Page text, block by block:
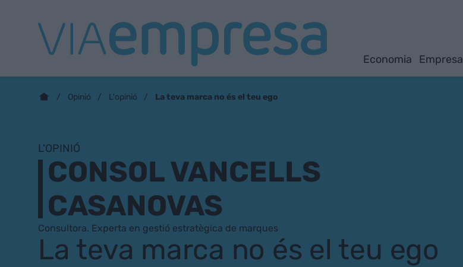
Economia Empresa
Opinió L'opinió La teva marca no és el teu ego
L'OPINIÓ
CONSOL VANCELLS
CASANOVAS
Consultora. Experta en gestió estratègica de marques
La teva marca no és el teu ego